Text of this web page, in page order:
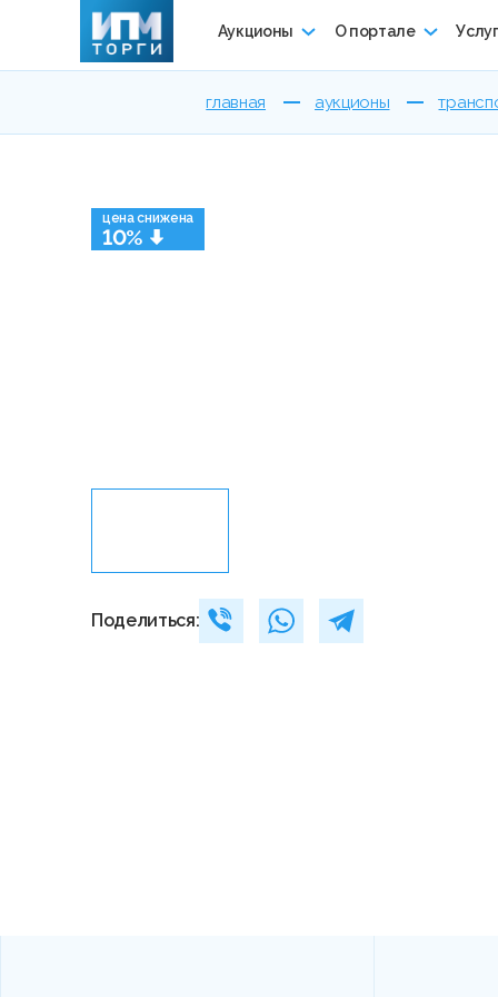
Аукционы О портале
главная аукционы
цена снижена
10%
Поделиться: